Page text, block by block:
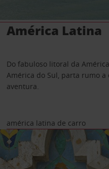
América Latina
Do fabuloso litoral da
América do Sul, parta rumo
aventura.
américa latina de carro